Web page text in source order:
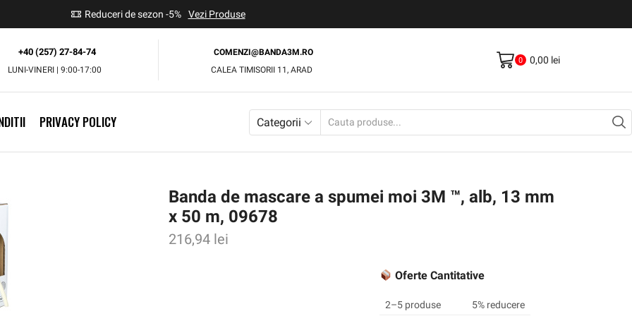
Reduceri de sezon -5% Vezi Produse
+40 (257) 27-84-74
LUNI-VINERI | 9:00-17:00
COMENZI@BANDA3M.RO
CALEA TIMISORII 11, ARAD
0 0,00 lei
PRIVACY POLICY Categorii
Banda de mascare a spumei moi 3M ™, alb, 13 mm
x 50 m, 09678
216,94 lei
Oferte Cantitative
2–5 produse
5% reducere